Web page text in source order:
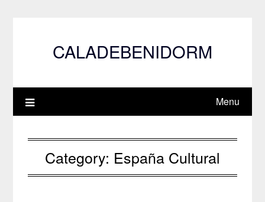
CALADEBENIDORM
Menu
Category: España Cultural